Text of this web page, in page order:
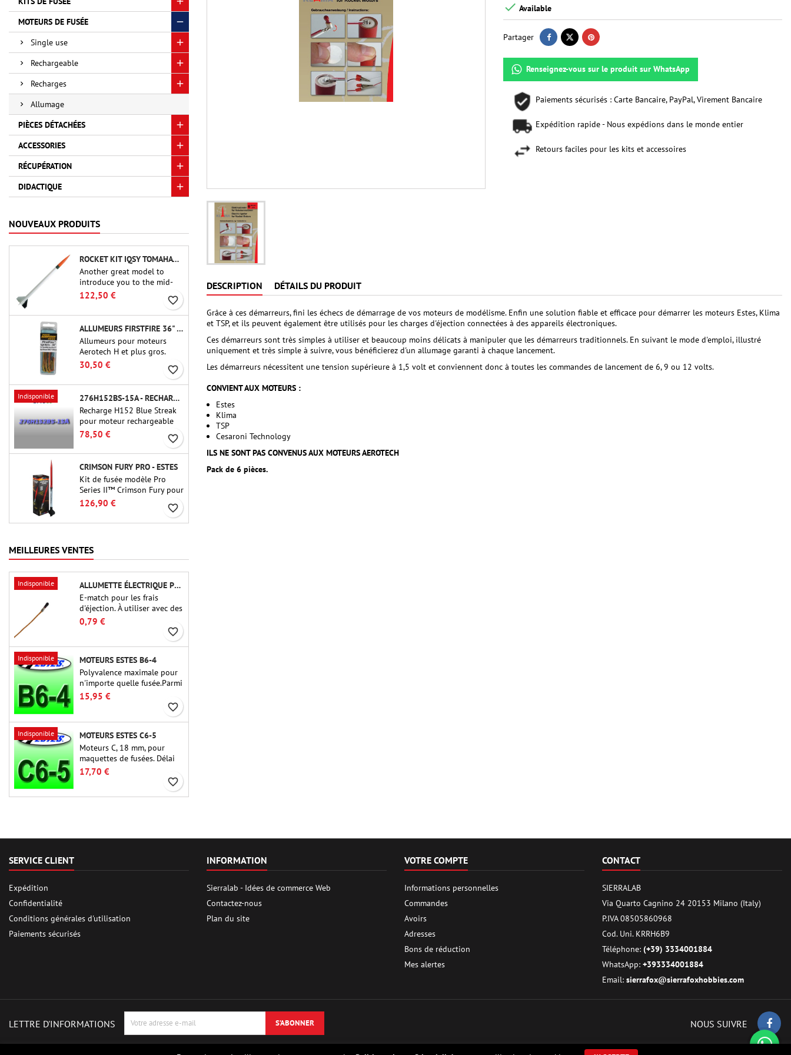
MOTEURS DE FUSÉE
Single use
Rechargeable
Recharges
Allumage
PIÈCES DÉTACHÉES
ACCESSORIES
RÉCUPÉRATION
DIDACTIQUE
NOUVEAUX PRODUITS
ROCKET KIT IQSY TOMAHAWK - AEROTECH
Another great model to
introduce you to the mid-
power.A scale replica of a
famous sounding rocket,
small in size and peefect to
move to higher-level kits.
122,50 € favorite_border
ALLUMEURS FIRSTFIRE 36" - AEROTECH
Allumeurs pour moteurs
Aerotech H et plus gros.
Allumage fiable des moteurs
jusqu'à 91 cm de longu
30,50 € favorite_border
Indisponible
276H152BS-15A - RECHARGE 38MM CTI
Recharge H152 Blue Streak
pour moteur rechargeable
Cesaroni P38-2G. Le délai de
15 secondes est réglable via
l'outil ProDAT 38
78,50 € favorite_border
CRIMSON FURY PRO - ESTES
Kit de fusée modèle Pro
Series II™ Crimson Fury pour
moteurs de 29 mm de type
fuséologues confirmés, le
atterrissages en douceur et
construction aussi raffinée
que les vols eux-mêmes.
126,90 € favorite_border
MEILLEURES VENTES
Indisponible
ALLUMETTE ÉLECTRIQUE POUR CHARGE D'ÉJECTION
E-match pour les frais
d'éjection. À utiliser avec des
altimètres ou d'autres
appareils électroniques.
0,79 €
favorite_border
Indisponible
MOTEURS ESTES B6-4
Polyvalence maximale pour
n'importe quelle fusée.Parmi
les moteurs de fusée les plus
utilisés à ce jour, l'Estes B6-
4 est le moteur adapté à la
plus grande majorité des
fusées Estes et similaires.
15,95 €
favorite_border
Indisponible
MOTEURS ESTES C6-5
Moteurs C, 18 mm, pour
maquettes de fusées. Délai
de 5 secondes, pour les
fusées à un étage.
17,70 €
favorite_border
 Available
Partager
Renseignez-vous sur le produit sur WhatsApp
Paiements sécurisés : Carte Bancaire, PayPal, Virement Bancaire
Expédition rapide - Nous expédions dans le monde entier
Retours faciles pour les kits et accessoires
DESCRIPTION DÉTAILS DU PRODUIT
Grâce à ces démarreurs, fini les échecs de démarrage de vos moteurs de modélisme. Enfin une solution fiable et efficace pour démarrer les moteurs Estes, Klima
et TSP, et ils peuvent également être utilisés pour les charges d'éjection connectées à des appareils électroniques.
Ces démarreurs sont très simples à utiliser et beaucoup moins délicats à manipuler que les démarreurs traditionnels. En suivant le mode d'emploi, illustré
uniquement et très simple à suivre, vous bénéficierez d'un allumage garanti à chaque lancement.
Les démarreurs nécessitent une tension supérieure à 1,5 volt et conviennent donc à toutes les commandes de lancement de 6, 9 ou 12 volts.
CONVIENT AUX MOTEURS :
Estes
Klima
TSP
Cesaroni Technology
ILS NE SONT PAS CONVENUS AUX MOTEURS AEROTECH
Pack de 6 pièces.
SERVICE CLIENT
Expédition
Confidentialité
Conditions générales d'utilisation
Paiements sécurisés
INFORMATION
Sierralab - Idées de commerce Web
Contactez-nous
Plan du site
VOTRE COMPTE
Informations personnelles
Commandes
Avoirs
Adresses
Bons de réduction
Mes alertes
CONTACT
SIERRALAB
Via Quarto Cagnino 24 20153 Milano (Italy)
P.IVA 08505860968
Cod. Uni. KRRH6B9
Téléphone: (+39) 3334001884
WhatsApp: +393334001884
Email: sierrafox@sierrafoxhobbies.com
LETTRE D'INFORMATIONS NOUS SUIVRE